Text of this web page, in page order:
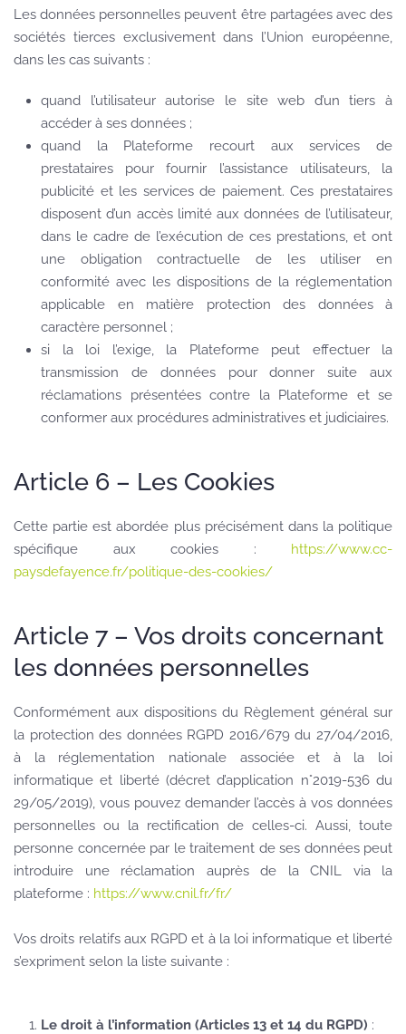
Les données personnelles peuvent être partagées avec des
sociétés tierces exclusivement dans l’Union européenne,
dans les cas suivants :
quand l’utilisateur autorise le site web d’un tiers à
accéder à ses données ;
quand la Plateforme recourt aux services de
prestataires pour fournir l’assistance utilisateurs, la
publicité et les services de paiement. Ces prestataires
disposent d’un accès limité aux données de l’utilisateur,
dans le cadre de l’exécution de ces prestations, et ont
une obligation contractuelle de les utiliser en
conformité avec les dispositions de la réglementation
applicable en matière protection des données à
caractère personnel ;
si la loi l’exige, la Plateforme peut effectuer la
transmission de données pour donner suite aux
réclamations présentées contre la Plateforme et se
conformer aux procédures administratives et judiciaires.
Article 6 – Les Cookies
Cette partie est abordée plus précisément dans la politique
spécifique aux cookies : https://www.cc-
paysdefayence.fr/politique-des-cookies/
Article 7 – Vos droits concernant
les données personnelles
Conformément aux dispositions du Règlement général sur
la protection des données RGPD 2016/679 du 27/04/2016,
à la réglementation nationale associée et à la loi
informatique et liberté (décret d’application n°2019-536 du
29/05/2019), vous pouvez demander l’accès à vos données
personnelles ou la rectification de celles-ci. Aussi, toute
personne concernée par le traitement de ses données peut
introduire une réclamation auprès de la CNIL via la
plateforme : https://www.cnil.fr/fr/
Vos droits relatifs aux RGPD et à la loi informatique et liberté
s’expriment selon la liste suivante :
Le droit à l’information (Articles 13 et 14 du RGPD) :